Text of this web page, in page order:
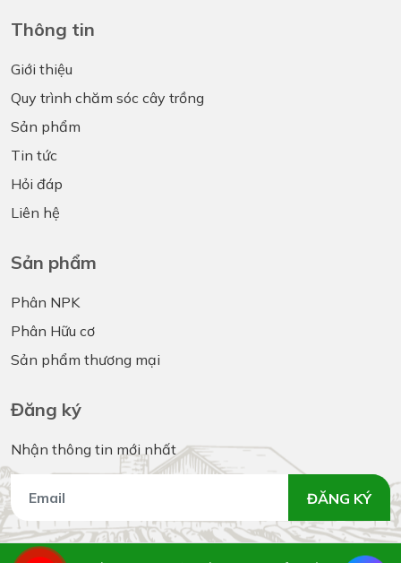
Thông tin
Giới thiệu
Quy trình chăm sóc cây trồng
Sản phẩm
Tin tức
Hỏi đáp
Liên hệ
Sản phẩm
Phân NPK
Phân Hữu cơ
Sản phẩm thương mại
Đăng ký
Nhận thông tin mới nhất
ĐĂNG KÝ